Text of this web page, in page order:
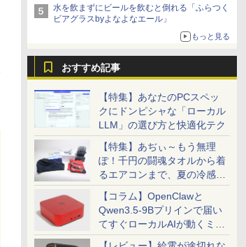
水を飲まずにビールを飲むと倒れる「ふらつく
ビアグラスbyよなよなエール」
もっと見る
おすすめ記事
【特集】あなたのPCスペッ
クにドンピシャな「ローカル
LLM」の選び方と快適化テク
【特集】あぢぃ～もう無理
ぽ！千円の闘魂タオルから着
るエアコンまで、夏の冷感グ
ッズ一挙紹介
【コラム】OpenClawと
Qwen3.5-9Bプリインで届い
てすぐローカルAIが動くミニ
PC「SER9 Pro」
【1500円OFFクーポ
ン】L.I.B ノートパソコ
ン ノートPC 新品
Microsoft Office付き
VAIO VJPF11｜高画質
フルHD｜中古ノートパ
ソコン Windows11
office付き｜Core i5 第
8
レビュー投稿 5年保証
｜MS Office 2024 H&B
搭載｜中古ノートパソ
コン Windows11
★楽天ランキング連続1
位獲得！＼2年保証／
デスクトップパソコン
パソコン 新品
【★楽天1位★正規品
★3年保証★新品】デス
クトップパソコン 一体
型pc 23型 フルHD液晶
8
【公式・直販】デスク
トップパソコン PC 新
品 Office付き 可能
Lenovo IdeaCentre
【15%OFFクーポン】
KOORUI モニター 24
インチ 22インチ 27イ
ンチ 100Hz 120Hz 液
【お買い物マラソン限
定特価】モバイルモニ
ター 15.6 インチ フル
HD モニター デュアル
8
【1,000円クーポン＋ポ
イント最大31.5%還
元！】PCモニター 液
晶ディスプレイ 24イン
アーティストのための
人体解剖学 ドローイン
グ フォーム＆ポーズ [
大人のおしゃれ手帖
2026年 9月号 [雑誌]
￥1,789
8
[新品]僕のヒーローア
カデミア (1-42巻 全巻)
全巻セット